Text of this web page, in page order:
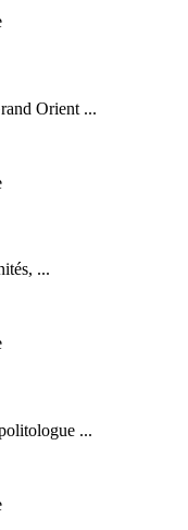
Orient ...
...
...